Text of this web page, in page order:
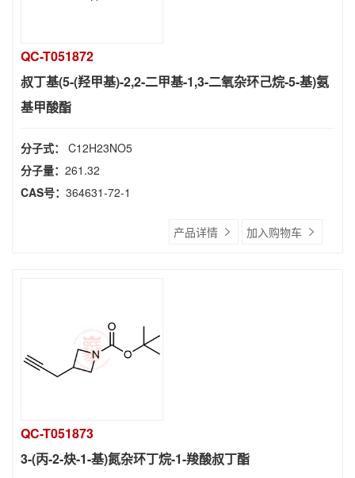
QC-T051872
叔丁基(5-(羟甲基)-2,2-二甲基-1,3-二氧杂环己烷-5-基)氨
基甲酸酯
分子式： C12H23NO5
分子量： 261.32
CAS号： 364631-72-1
产品详情 加入购物车
QC-T051873
3-(丙-2-炔-1-基)氮杂环丁烷-1-羧酸叔丁酯